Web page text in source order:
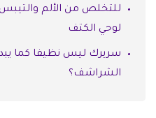
للتخلص من الألم
لوحي الكتف
سريرك ليس نظيفا كما
الشراشف؟